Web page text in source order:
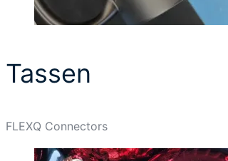
Tassen
FLEXQ Connectors